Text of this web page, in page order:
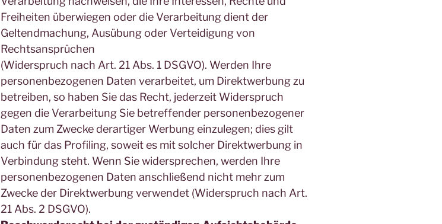
Freiheiten überwiegen oder die Verarbeitung dient der
Geltendmachung, Ausübung oder Verteidigung von
Rechtsansprüchen
(Widerspruch nach Art. 21 Abs. 1 DSGVO). Werden Ihre
personenbezogenen Daten verarbeitet, um Direktwerbung zu
betreiben, so haben Sie das Recht, jederzeit Widerspruch
gegen die Verarbeitung Sie betreffender personenbezogener
Daten zum Zwecke derartiger Werbung einzulegen; dies gilt
auch für das Profiling, soweit es mit solcher Direktwerbung in
Verbindung steht. Wenn Sie widersprechen, werden Ihre
personenbezogenen Daten anschließend nicht mehr zum
Zwecke der Direktwerbung verwendet (Widerspruch nach Art.
21 Abs. 2 DSGVO).